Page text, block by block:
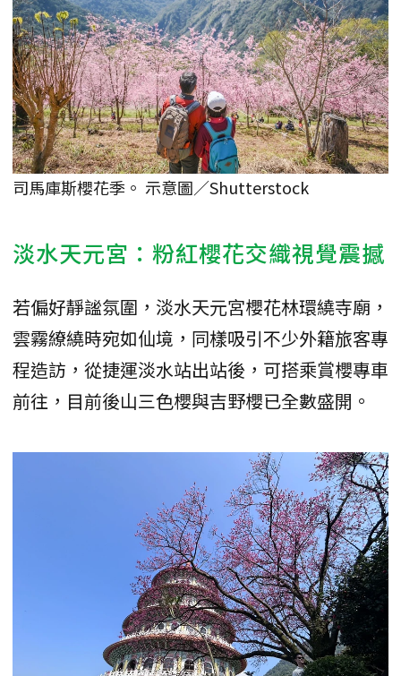
司馬庫斯櫻花季。 示意圖／Shutterstock
淡水天元宮：粉紅櫻花交織視覺震撼
若偏好靜謐氛圍，淡水天元宮櫻花林環繞寺廟，
雲霧繚繞時宛如仙境，同樣吸引不少外籍旅客專
程造訪，從捷運淡水站出站後，可搭乘賞櫻專車
前往，目前後山三色櫻與吉野櫻已全數盛開。